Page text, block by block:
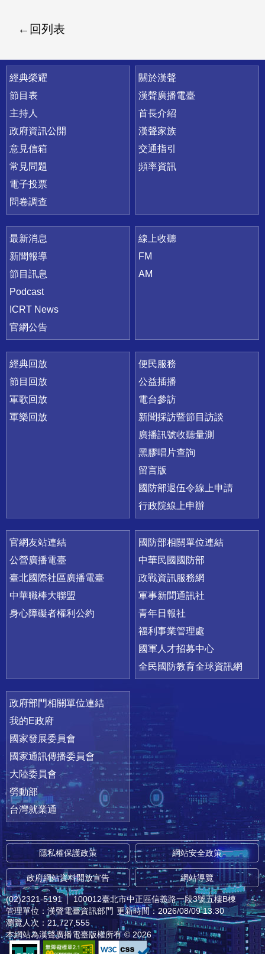
回列表
快速連結
經典榮耀
節目表
主持人
政府資訊公開
意見信箱
常見問題
電子投票
問卷調查
關於漢聲
漢聲廣播電臺
首長介紹
漢聲家族
交通指引
頻率資訊
最新消息
新聞報導
節目訊息
Podcast
ICRT News
官網公告
線上收聽
FM
AM
經典回放
節目回放
軍歌回放
軍樂回放
便民服務
公益插播
電台參訪
新聞採訪暨節目訪談
廣播訊號收聽量測
黑膠唱片查詢
留言版
國防部退伍令線上申請
行政院線上申辦
官網友站連結
公營廣播電臺
臺北國際社區廣播電臺
中華職棒大聯盟
身心障礙者權利公約
國防部相關單位連結
中華民國國防部
政戰資訊服務網
軍事新聞通訊社
青年日報社
福利事業管理處
國軍人才招募中心
全民國防教育全球資訊網
政府部門相關單位連結
我的E政府
國家發展委員會
國家通訊傳播委員會
大陸委員會
勞動部
台灣就業通
隱私權保護政策 網站安全政策
政府網站資料開放宣告 網站導覽
(02)2321-5191 │ 100012臺北市中正區信義路一段3號五樓B棟
管理單位：漢聲電臺資訊部門 更新時間：2026/08/09 13:30
瀏覽人次：21,727,555
本網站為漢聲廣播電臺版權所有 © 2026